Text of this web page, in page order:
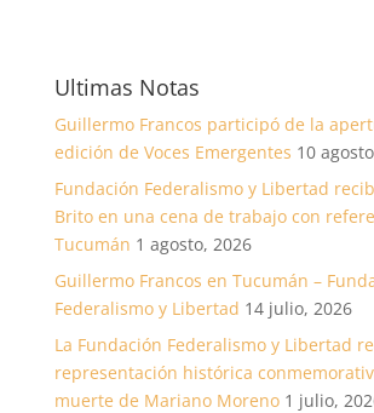
Ultimas Notas
Guillermo Francos participó de la
edición de Voces Emergentes 10
Fundación Federalismo y Libertad
Brito en una cena de trabajo con
Tucumán 1 agosto, 2026
Guillermo Francos en Tucumán –
Federalismo y Libertad 14 julio, 2026
La Fundación Federalismo y Libertad
representación histórica
muerte de Mariano Moreno 1 julio,